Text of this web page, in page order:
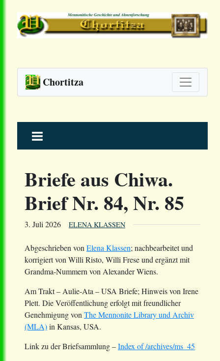
Chortitza
to
Briefe aus Chiwa.
Brief Nr. 84, Nr. 85
3. Juli 2026 ELENA KLASSEN
Abgeschrieben von Elena Klassen; nachbearbeitet und
korrigiert von Willi Risto, Willi Frese und ergänzt mit
Grandma-Nummern von Alexander Wiens.
Am Trakt – Aulie-Ata – USA Briefe; Hinweis von Irene
Plett. Die Veröffentlichung erfolgt mit freundlicher
Genehmigung von The Mennonite Library und Archiv
(MLA)in Kansas, USA.
Link zu der Briefsammlung –Index of /archives/ms_45